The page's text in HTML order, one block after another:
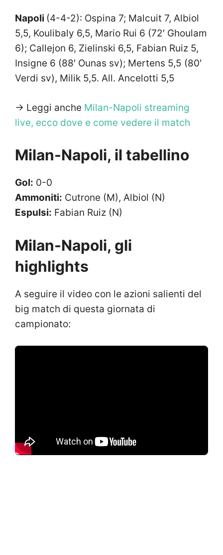
Napoli (4-4-2): Ospina 7; Malcuit 7, Albiol
5,5, Koulibaly 6,5, Mario Rui 6 (72′ Ghoulam
6); Callejon 6, Zielinski 6,5, Fabian Ruiz 5,
Insigne 6 (88′ Ounas sv); Mertens 5,5 (80′
Verdi sv), Milik 5,5. All. Ancelotti 5,5
-> Leggi anche Milan-Napoli streaming
live, ecco dove e come vedere il match
Milan-Napoli, il tabellino
Gol: 0-0
Ammoniti: Cutrone (M), Albiol (N)
Espulsi: Fabian Ruiz (N)
Milan-Napoli, gli
highlights
A seguire il video con le azioni salienti del
big match di questa giornata di
campionato: